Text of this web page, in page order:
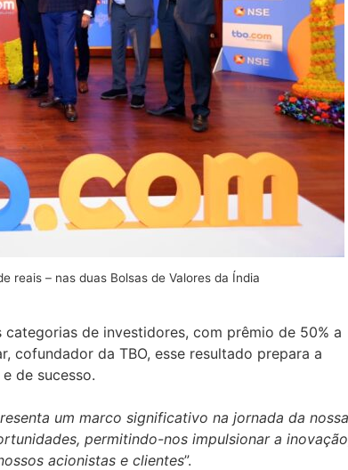
reais – nas duas Bolsas de Valores da Índia
de investidores, com prêmio de 50% a
cofundador da TBO, esse resultado prepara a
de sucesso.
um marco significativo na jornada da nossa
permitindo-nos impulsionar a
acionistas e clientes”.